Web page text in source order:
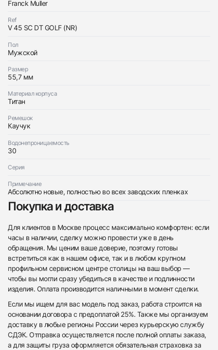
Franck Muller
Ref
V 45 SC DT GOLF (NR)
Пол
Мужской
Размер
55,7 мм
Материал корпуса
Титан
Ремешок
Каучук
Водонепроницаемость
30
Серия
Примечание
Абсолютно новые, полностью во всех заводских пленках
Покупка и доставка
Для клиентов в Москве процесс максимально комфортен: если
часы в наличии, сделку можно провести уже в день
обращения. Мы ценим ваше доверие, поэтому готовы
встретиться как в нашем офисе, так и в любом крупном
профильном сервисном центре столицы на ваш выбор —
чтобы вы могли сразу убедиться в качестве и подлинности
изделия. Оплата производится наличными в момент сделки.
Если мы ищем для вас модель под заказ, работа строится на
основании договора с предоплатой 25%. Также мы организуем
доставку в любые регионы России через курьерскую службу
СДЭК. Отправка осуществляется после полной оплаты заказа,
а для защиты груза оформляется обязательная страховка за
Заказать эти часы
с вами
Оставьте ваши контактные данные и мы свяжемся
Mens Collection Vanguard Golf